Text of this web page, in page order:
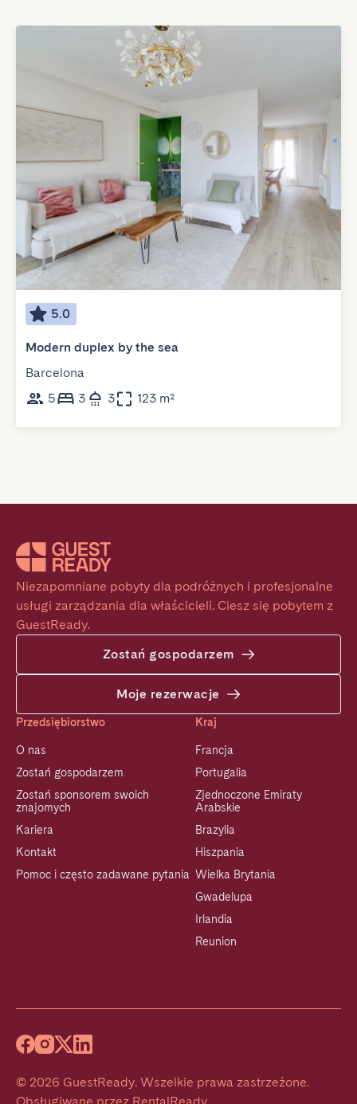
5.0
Modern duplex by the sea
Barcelona
5
3 3 123 m²
Niezapomniane pobyty dla podróżnych i profesjonalne
usługi zarządzania dla właścicieli. Ciesz się pobytem z
GuestReady.
Zostań gospodarzem
Moje rezerwacje
Przedsiębiorstwo
O nas
Zostań gospodarzem
Zostań sponsorem swoich
znajomych
Kariera
Kontakt
Pomoc i często zadawane pytania
Kraj
Francja
Portugalia
Zjednoczone Emiraty
Arabskie
Brazylia
Hiszpania
Wielka Brytania
Gwadelupa
Irlandia
Reunion
© 2026 GuestReady. Wszelkie prawa zastrzeżone.